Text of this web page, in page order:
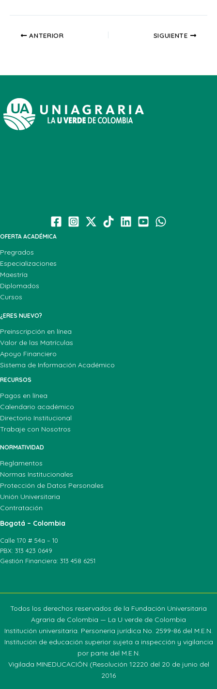
ANTERIOR SIGUIENTE
OFERTA ACADÉMICA
Pregrados
Especializaciones
Maestría
Diplomados
Cursos
¿ERES NUEVO?
Preinscripción en línea
Valor de las Matrículas
Apoyo Financiero
Sistema de Información Académico
RECURSOS
Pagos en línea
Calendario académico
Directorio Institucional
Trabaje con Nosotros
NORMATIVIDAD
Reglamentos
Normas Institucionales
Protección de Datos Personales
Unión Universitaria
Contratación
Bogotá – Colombia
Calle 170 # 54a – 10
PBX: 313 423 0649
Gestión Financiera: 313 458 6251
Todos los derechos reservados de la Fundación Universitaria
Agraria de Colombia — La U verde de Colombia
Institución universitaria. Personeria jurídica No. 2599-86 del M.E.N.
Institución de educación superior sujeta a inspección y vigilancia
por parte del M.E.N.
Vigilada MINEDUCACIÓN (Resolución 12220 del 20 de junio del
2016